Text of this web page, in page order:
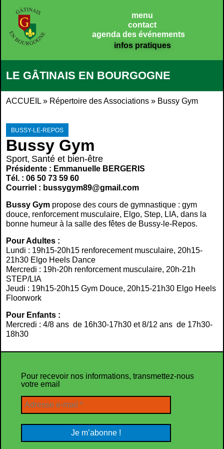
menu
contact
agenda des événements
infos pratiques
LE GÂTINAIS EN BOURGOGNE
ACCUEIL » Répertoire des Associations » Bussy Gym
BUSSY-LE-REPOS
Bussy Gym
Sport, Santé et bien-être
Présidente : Emmanuelle BERGERIS
Tél. : 06 50 73 59 60
Courriel : bussygym89@gmail.com
Bussy Gym propose des cours de gymnastique : gym
douce, renforcement musculaire, Elgo, Step, LIA, dans la
bonne humeur à la salle des fêtes de Bussy-le-Repos.
Pour Adultes :
Lundi : 19h15-20h15 renforecement musculaire, 20h15-
21h30 Elgo Heels Dance
Mercredi : 19h-20h renforcement musculaire, 20h-21h
STEP/LIA
Jeudi : 19h15-20h15 Gym Douce, 20h15-21h30 Elgo Heels
Floorwork
Pour Enfants :
Mercredi : 4/8 ans de 16h30-17h30 et 8/12 ans de 17h30-
18h30
Pour recevoir nos informations, transmettez-nous
votre email